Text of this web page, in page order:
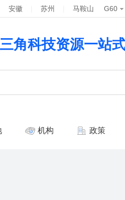
安徽 苏州 马鞍山 G60
角科技资源一站
机构 政策